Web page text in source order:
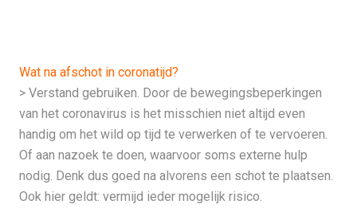
Wat na afschot in coronatijd?
> Verstand gebruiken. Door de bewegingsbeperkingen
van het coronavirus is het misschien niet altijd even
handig om het wild op tijd te verwerken of te vervoeren.
Of aan nazoek te doen, waarvoor soms externe hulp
nodig. Denk dus goed na alvorens een schot te plaatsen.
Ook hier geldt: vermijd ieder mogelijk risico.